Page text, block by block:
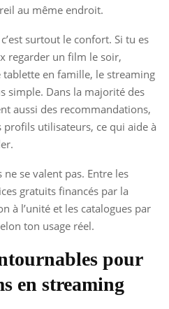
au même endroit.
surtout le confort. Si tu es
regarder un film le soir,
en famille, le streaming
simple. Dans la majorité des
aussi des recommandations,
utilisateurs, ce qui aide à
se valent pas. Entre les
gratuits financés par la
à l’unité et les catalogues par
ton usage réel.
pour
en streaming